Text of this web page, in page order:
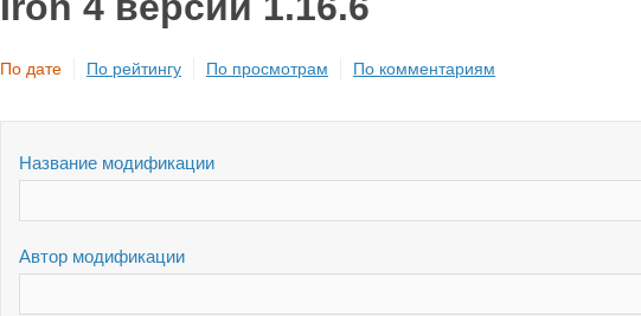
По дате По рейтингу По просмотрам По комментариям
Название модификации
Автор модификации